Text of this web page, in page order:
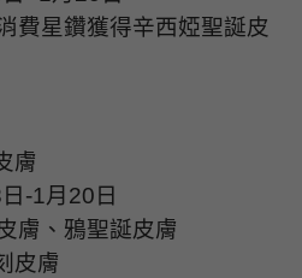
費星鑽獲得辛西婭聖誕皮
膚
日 -1月 20 日
膚、鴉聖誕皮膚
皮膚